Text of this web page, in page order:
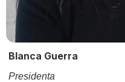
Blanca Guerra
Presidenta